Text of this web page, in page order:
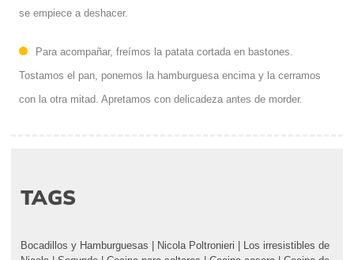
se empiece a deshacer.
Para acompañar, freímos la patata cortada en bastones.
Tostamos el pan, ponemos la hamburguesa encima y la cerramos
con la otra mitad. Apretamos con delicadeza antes de morder.
TAGS
Bocadillos y Hamburguesas Nicola Poltronieri
Los irresistibles de